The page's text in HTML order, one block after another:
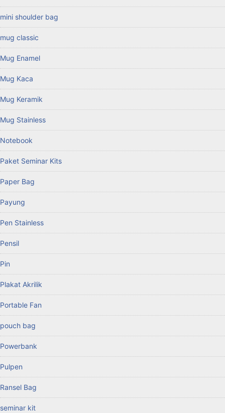
mini shoulder bag
mug classic
Mug Enamel
Mug Kaca
Mug Keramik
Mug Stainless
Notebook
Paket Seminar Kits
Paper Bag
Payung
Pen Stainless
Pensil
Pin
Plakat Akrilik
Portable Fan
pouch bag
Powerbank
Pulpen
Ransel Bag
seminar kit